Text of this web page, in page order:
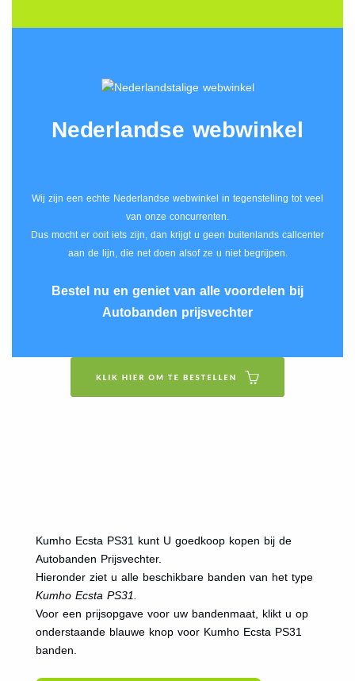
Nederlandse webwinkel
Wij zijn een echte Nederlandse webwinkel in tegenstelling tot veel
van onze concurrenten.
Dus mocht er ooit iets zijn, dan krijgt u geen buitenlands callcenter
aan de lijn, die net doen alsof ze u niet begrijpen.
Bestel nu en geniet van alle voordelen bij
Autobanden prijsvechter
Kumho Ecsta PS31 kunt U goedkoop kopen bij de
Autobanden Prijsvechter.
Hieronder ziet u alle beschikbare banden van het type
Kumho Ecsta PS31.
Voor een prijsopgave voor uw bandenmaat, klikt u op
onderstaande blauwe knop voor Kumho Ecsta PS31
banden.